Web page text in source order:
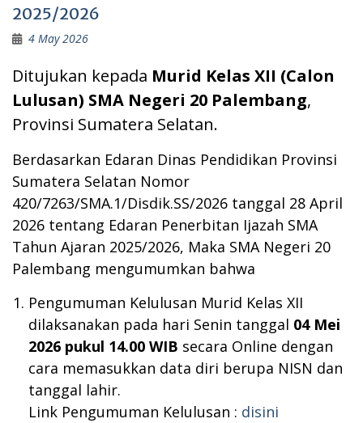
2025/2026
4 May 2026
Ditujukan kepada Murid Kelas XII (Calon
Lulusan) SMA Negeri 20 Palembang,
Provinsi Sumatera Selatan.
Berdasarkan Edaran Dinas Pendidikan Provinsi
Sumatera Selatan Nomor
420/7263/SMA.1/Disdik.SS/2026 tanggal 28 April
2026 tentang Edaran Penerbitan Ijazah SMA
Tahun Ajaran 2025/2026, Maka SMA Negeri 20
Palembang mengumumkan bahwa
Pengumuman Kelulusan Murid Kelas XII
dilaksanakan pada hari Senin tanggal 04 Mei
2026 pukul 14.00 WIB secara Online dengan
cara memasukkan data diri berupa NISN dan
tanggal lahir.
Link Pengumuman Kelulusan : disini